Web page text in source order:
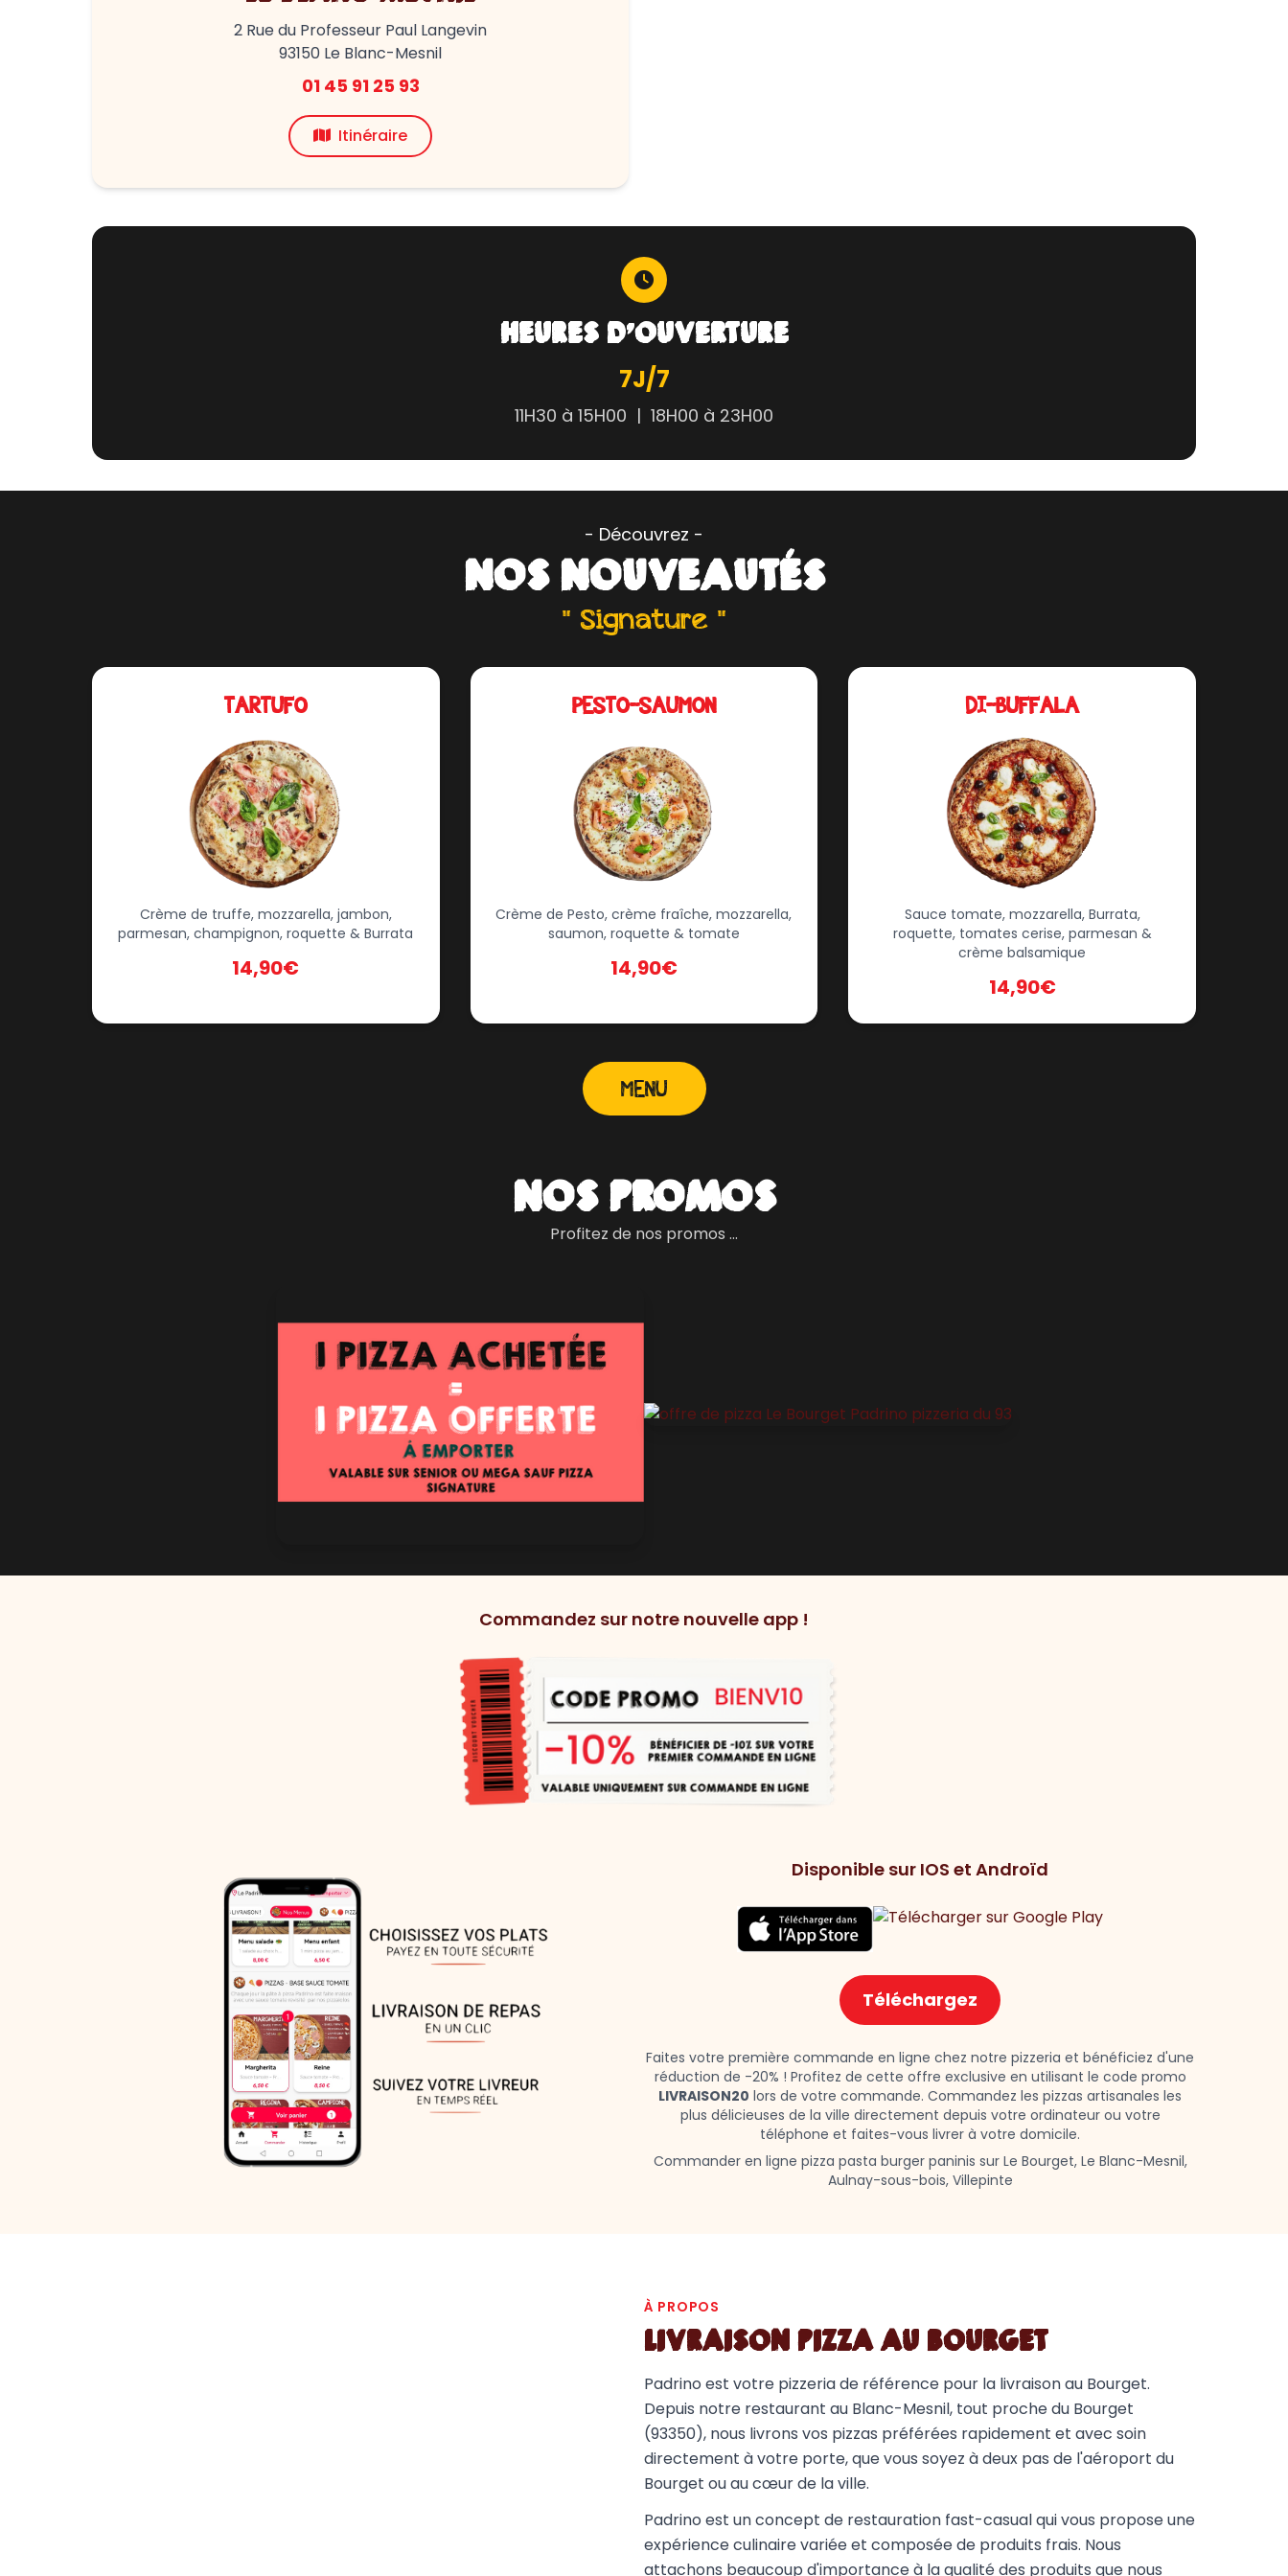
2 Rue du Professeur Paul Langevin
93150 Le Blanc-Mesnil
01 45 91 25 93
Itinéraire
HEURES D'OUVERTURE
7J/7
11H30 à 15H00 | 18H00 à 23H00
- Découvrez -
NOS NOUVEAUTÉS
" Signature "
TARTUFO
Crème de truffe, mozzarella, jambon,
parmesan, champignon, roquette & Burrata
14,90€
PESTO-SAUMON
Crème de Pesto, crème fraîche, mozzarella,
saumon, roquette & tomate
14,90€
DI-BUFFALA
Sauce tomate, mozzarella, Burrata,
roquette, tomates cerise, parmesan &
crème balsamique
14,90€
MENU
NOS PROMOS
Profitez de nos promos ...
Commandez sur notre nouvelle app !
Disponible sur IOS et Androïd
Téléchargez
Faites votre première commande en ligne chez notre pizzeria et bénéficiez d'une
réduction de -20% ! Profitez de cette offre exclusive en utilisant le code promo
LIVRAISON20 lors de votre commande. Commandez les pizzas artisanales les
plus délicieuses de la ville directement depuis votre ordinateur ou votre
téléphone et faites-vous livrer à votre domicile.
Commander en ligne pizza pasta burger paninis sur Le Bourget, Le Blanc-Mesnil,
Aulnay-sous-bois, Villepinte
À PROPOS
LIVRAISON PIZZA AU BOURGET
Padrino est votre pizzeria de référence pour la livraison au Bourget.
Depuis notre restaurant au Blanc-Mesnil, tout proche du Bourget
(93350), nous livrons vos pizzas préférées rapidement et avec soin
directement à votre porte, que vous soyez à deux pas de l'aéroport du
Bourget ou au cœur de la ville.
Padrino est un concept de restauration fast-casual qui vous propose une
expérience culinaire variée et composée de produits frais. Nous
attachons beaucoup d'importance à la qualité des produits que nous